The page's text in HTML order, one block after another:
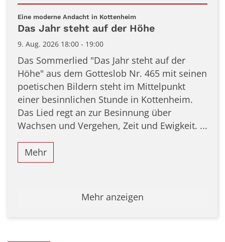
Datum: 9. August 2026
Eine moderne Andacht in Kottenheim:
Das Jahr steht auf der Höhe
9. Aug. 2026 18:00 - 19:00
Das Sommerlied "Das Jahr steht auf der
Höhe" aus dem Gotteslob Nr. 465 mit seinen
poetischen Bildern steht im Mittelpunkt
einer besinnlichen Stunde in Kottenheim.
Das Lied regt an zur Besinnung über
Wachsen und Vergehen, Zeit und Ewigkeit. ...
Mehr
Mehr anzeigen